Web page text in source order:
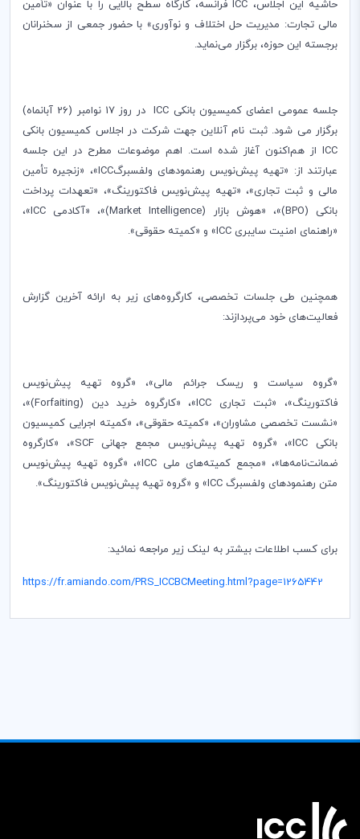
حاشیه این اجلاس، ICCفرانسه، کارگاه سطح بالایی را با عنوان «تأمین
مالی تجارت: مدیریت حل اختلاف و نوآوری» با حضور جمعی از سخنرانان
برجسته این حوزه، برگزار می‌نماید.
جلسه عمومی اعضای کمیسیون بانکی ICC
در روز 17 نوامبر (26 آبانماه)
برگزار می شود. ثبت نام آنلاین جهت شرکت در اجلاس کمیسیون بانکی
ICC از هم‌اکنون آغاز شده است. اهم موضوعات مطرح در این جلسه
عبارتند از: «تهیه پیش‌نویس رهنمودهای ولفسبرگICC»، «زنجیره تأمین
مالی و ثبت تجاری»، «تهیه پیش‌نویس فاکتورینگ»، «تعهدات پرداخت
بانکی (BPO)»، «هوش بازار (Market Intelligence)»، «آکادمی ICC»،
«راهنمای امنیت سایبری ICC» و «کمیته حقوقی».
همچنین طی جلسات تخصصی، کارگروه‌های زیر به ارائه آخرین گزارش
فعالیت‌های خود می‌پردازند:
«گروه سیاست و ریسک جرائم مالی»، «گروه تهیه پیش‌نویس
فاکتورینگ»، «ثبت تجاری ICC»، «کارگروه خرید دین (Forfaiting)»،
«نشست تخصصی مشاوران»، «کمیته حقوقی»، «کمیته اجرایی کمیسیون
بانکی ICC»، «گروه تهیه پیش‌نویس مجمع جهانیSCF»، «کارگروه
ضمانت‌نامه‌ها»، «مجمع کمیته‌های ملی ICC»، «گروه تهیه پیش‌نویس
متن رهنمودهای ولفسبرگ ICC» و «گروه تهیه پیش‌نویس فاکتورینگ».
برای کسب اطلاعات بیشتر به لینک زیر مراجعه نمائید:
https://fr.amiando.com/PRS_ICCBCMeeting.html?page=1265442